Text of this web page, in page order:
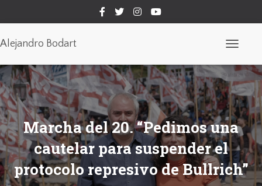
Alejandro Bodart
m
b
i
m
o
d
o
d
e
n
Marcha del 20. “Pedimos una
cautelar para suspender el
protocolo represivo de Bullrich”